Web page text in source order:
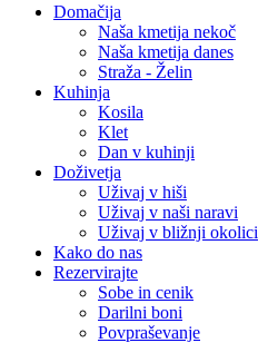
Domačija
Naša kmetija nekoč
Naša kmetija danes
Straža - Želin
Kuhinja
Kosila
Klet
Dan v kuhinji
Doživetja
Uživaj v hiši
Uživaj v naši naravi
Uživaj v bližnji okolici
Kako do nas
Rezervirajte
Sobe in cenik
Darilni boni
Povpraševanje